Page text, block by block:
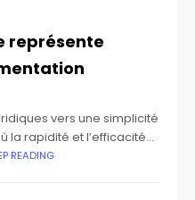
représente
vers une simplicité
la rapidité et l’efficacité
les
READING